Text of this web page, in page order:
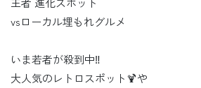
vsローカル埋もれグルメ
いま若者が殺到中‼️
大人気のレトロスポット🍹や